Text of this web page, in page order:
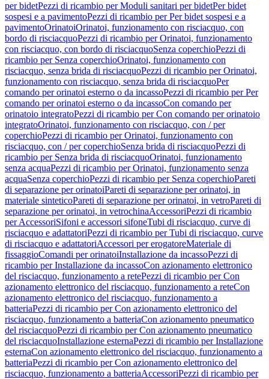
per bidetPezzi di ricambio per Moduli sanitari per bidetPer bidet
sospesi e a pavimentoPezzi di ricambio per Per bidet sospesi e a
pavimentoOrinatoiOrinatoi, funzionamento con risciacquo, con
bordo di risciacquoPezzi di ricambio per Orinatoi, funzionamento
con risciacquo, con bordo di risciacquoSenza coperchioPezzi di
ricambio per Senza coperchioOrinatoi, funzionamento con
risciacquo, senza brida di risciacquoPezzi di ricambio per Orinatoi,
funzionamento con risciacquo, senza brida di risciacquoPer
comando per orinatoi esterno o da incassoPezzi di ricambio per Per
comando per orinatoi esterno o da incassoCon comando per
orinatoio integratoPezzi di ricambio per Con comando per orinatoio
integratoOrinatoi, funzionamento con risciacquo, con / per
coperchioPezzi di ricambio per Orinatoi, funzionamento con
risciacquo, con / per coperchioSenza brida di risciacquoPezzi di
ricambio per Senza brida di risciacquoOrinatoi, funzionamento
senza acquaPezzi di ricambio per Orinatoi, funzionamento senza
acquaSenza coperchioPezzi di ricambio per Senza coperchioPareti
di separazione per orinatoiPareti di separazione per orinatoi, in
materiale sinteticoPareti di separazione per orinatoi, in vetroPareti di
separazione per orinatoi, in vetrochinaAccessoriPezzi di ricambio
per AccessoriSifoni e accessori sifoneTubi di risciacquo, curve di
risciacquo e adattatoriPezzi di ricambio per Tubi di risciacquo, curve
di risciacquo e adattatoriAccessori per erogatoreMateriale di
fissaggioComandi per orinatoiInstallazione da incassoPezzi di
ricambio per Installazione da incassoCon azionamento elettronico
del risciacquo, funzionamento a retePezzi di ricambio per Con
azionamento elettronico del risciacquo, funzionamento a reteCon
azionamento elettronico del risciacquo, funzionamento a
batteriaPezzi di ricambio per Con azionamento elettronico del
risciacquo, funzionamento a batteriaCon azionamento pneumatico
del risciacquoPezzi di ricambio per Con azionamento pneumatico
del risciacquoInstallazione esternaPezzi di ricambio per Installazione
esternaCon azionamento elettronico del risciacquo, funzionamento a
batteriaPezzi di ricambio per Con azionamento elettronico del
risciacquo, funzionamento a batteriaAccessoriPezzi di ricambio per